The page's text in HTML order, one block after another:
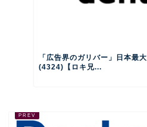
「広告界のガリバー」日本最
(4324)【ロキ兄...